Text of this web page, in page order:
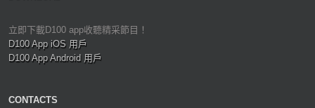
立即下載D100 app收聽精采節目！
D100 App iOS 用戶
D100 App Android 用戶
CONTACTS